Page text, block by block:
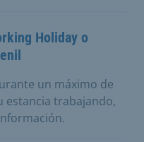
Holiday o
un máximo de
estancia trabajando,